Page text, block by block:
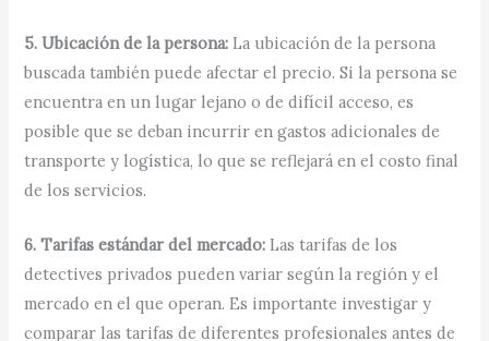
5. Ubicación de la persona: La ubicación de la persona
buscada también puede afectar el precio. Si la persona se
encuentra en un lugar lejano o de difícil acceso, es
posible que se deban incurrir en gastos adicionales de
transporte y logística, lo que se reflejará en el costo final
de los servicios.
6. Tarifas estándar del mercado: Las tarifas de los
detectives privados pueden variar según la región y el
mercado en el que operan. Es importante investigar y
comparar las tarifas de diferentes profesionales antes de